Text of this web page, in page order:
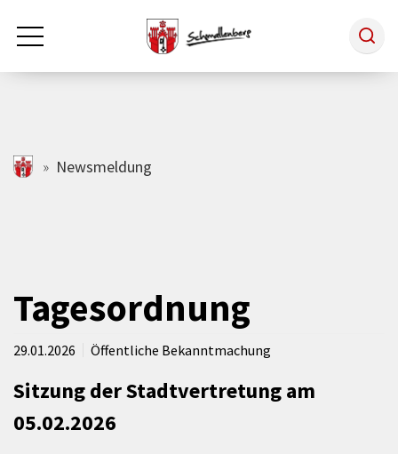
Zum Hauptinhalt springen
Rathaus & Politik
Freizeit & Kultur
Wirtschaft
schmallenberg.de
Newsmeldung
Tagesordnung
29.01.2026 Öffentliche Bekanntmachung
Sitzung der Stadtvertretung am
05.02.2026